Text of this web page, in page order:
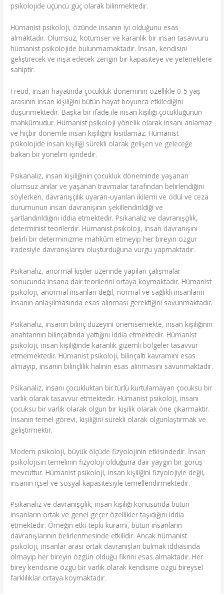
psikolojide üçüncü güç olarak bilinmektedir.
Hümanist psikoloji, özünde insanın iyi olduğunu esas
almaktadır. Olumsuz, kötümser ve karanlık bir insan tasavvuru
hümanist psikolojide bulunmamaktadır. İnsan, kendisini
geliştirecek ve inşa edecek zengin bir kapasiteye ve yeteneklere
sahiptir.
Freud, insan hayatında çocukluk döneminin özellikle 0-5 yaş
arasının insan kişiliğini bütün hayat boyunca etkilediğini
düşünmektedir. Başka bir ifade ile insan kişiliği çocukluğunun
mahkûmudur. Hümanist psikoloji yönelik olarak insanı anlamaz
ve hiçbir dönemle insan kişiliğini kısıtlamaz. Hümanist
psikolojide insan kişiliği sürekli olarak gelişen ve geleceğe
bakan bir yönelim içindedir.
Psikanaliz, insan kişiliğinin çocukluk döneminde yaşanan
olumsuz anılar ve yaşanan travmalar tarafından belirlendiğini
söylerken, davranışçılık uyaran-uyarılan ikilemi ve ödül ve ceza
durumunun insan davranışının şekillendirildiği ve
şartlandırıldığını iddia etmektedir. Psikanaliz ve davranışçılık,
determinist teorilerdir. Hümanist psikoloji, insan davranışını
belirli bir determinizme mahkûm etmeyip her bireyin özgür
iradesiyle davranışlarını oluşturduğuna vurgu yapmaktadır.
Psikanaliz, anormal kişiler üzerinde yapılan çalışmalar
sonucunda insana dair teorilerini ortaya koymaktadır. Hümanist
psikoloji, anormal insanları değil, normal ve sağlıklı insanların
insanın anlaşılmasında esas alınması gerektiğini savunmaktadır.
Psikanaliz, insanın bilinç düzeyini önemsemekte, insan kişiliğinin
anahtarının bilinçaltında yattığını iddia etmektedir. Hümanist
psikoloji, insan kişiliğinde karanlık gizemli bölgeler tasavvur
etmemektedir. Hümanist psikoloji, bilinçaltı kavramını esas
almayıp, insanın bilinçlilik halinin esas alınmasını savunmaktadır.
Psikanaliz, insanı çocukluktan bir türlü kurtulamayan çocuksu bir
varlık olarak tasavvur etmektedir. Hümanist psikoloji, insanı
çocuksu bir varlık olarak olgun bir kişilik olarak öne çıkarmaktır.
İnsanın temel görevi, kişiliğini sürekli olarak olgunlaştırmak ve
geliştirmektir.
Modern psikoloji, büyük ölçüde fizyolojinin etkisindedir. İnsan
psikolojisin temelinin fizyoloji olduğuna dair yaygın bir görüş
mevcuttur. Hümanist psikoloji, insan kişiliğini fizyolojiyle değil,
insanın içsel ve sosyal kapasitesiyle temellendirmektedir.
Psikanaliz ve davranışçılık, insan kişiliği konusunda bütün
insanların ortak ve genel geçer özellikler taşıdığını iddia
etmektedir. Örneğin etki-tepki kuramı, bütün insanların
davranışlarının belirlenmesinde etkilidir. Ancak hümanist
psikoloji, insanlar arası ortak davranışları bulmak iddiasında
olmayıp her bireyin özgün olduğu fikrini esas almaktadır. Her
birey kendisine özgü bir varlık olarak kendisine özgü bireysel
farklılıklar ortaya koymaktadır.